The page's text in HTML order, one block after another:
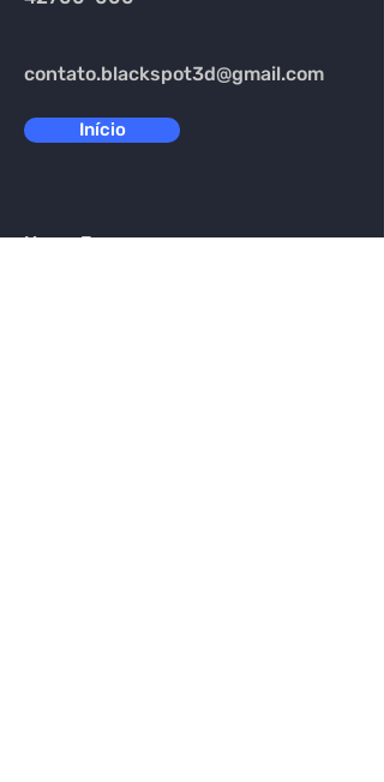
contato.blackspot3d@gmail.com
Início
Nossa Empresa